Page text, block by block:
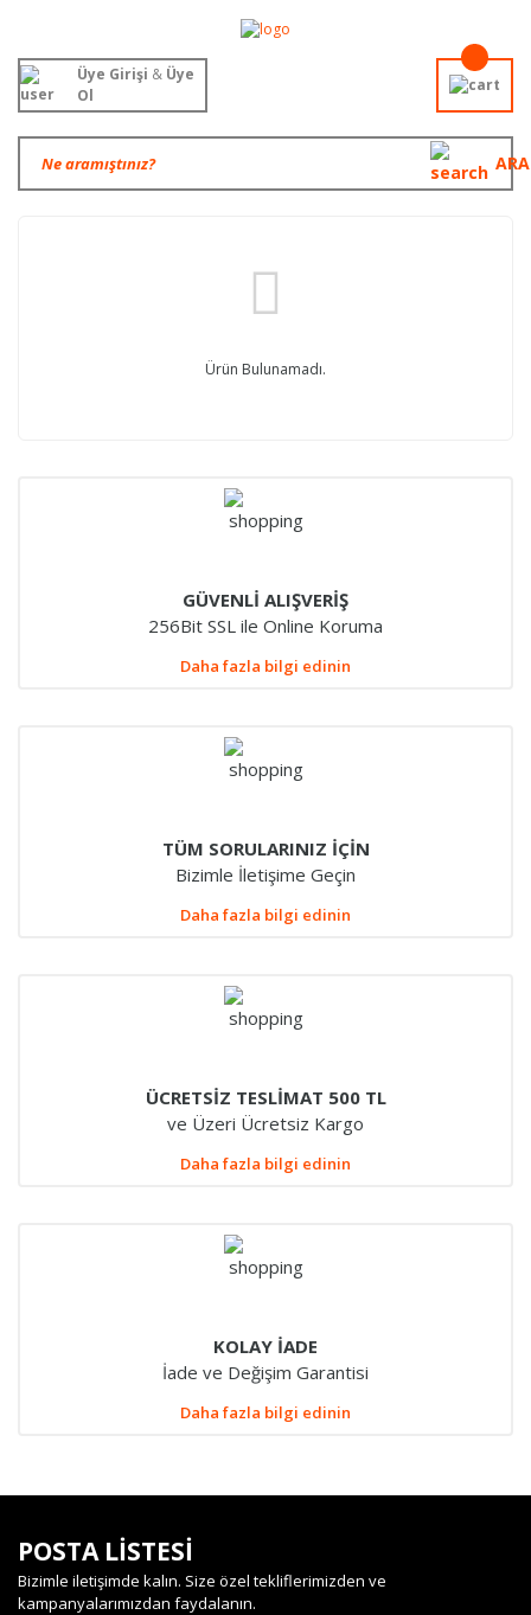
ARA
Üye Girişi &Üye
Ol
Ürün Bulunamadı.
GÜVENLİ ALIŞVERİŞ
256Bit SSL ile Online Koruma
Daha fazla bilgi edinin
TÜM SORULARINIZ İÇİN
Bizimle İletişime Geçin
Daha fazla bilgi edinin
ÜCRETSİZ TESLİMAT 500 TL
ve Üzeri Ücretsiz Kargo
Daha fazla bilgi edinin
KOLAY İADE
İade ve Değişim Garantisi
Daha fazla bilgi edinin
POSTA LİSTESİ
Bizimle iletişimde kalın. Size özel tekliflerimizden ve
kampanyalarımızdan faydalanın.